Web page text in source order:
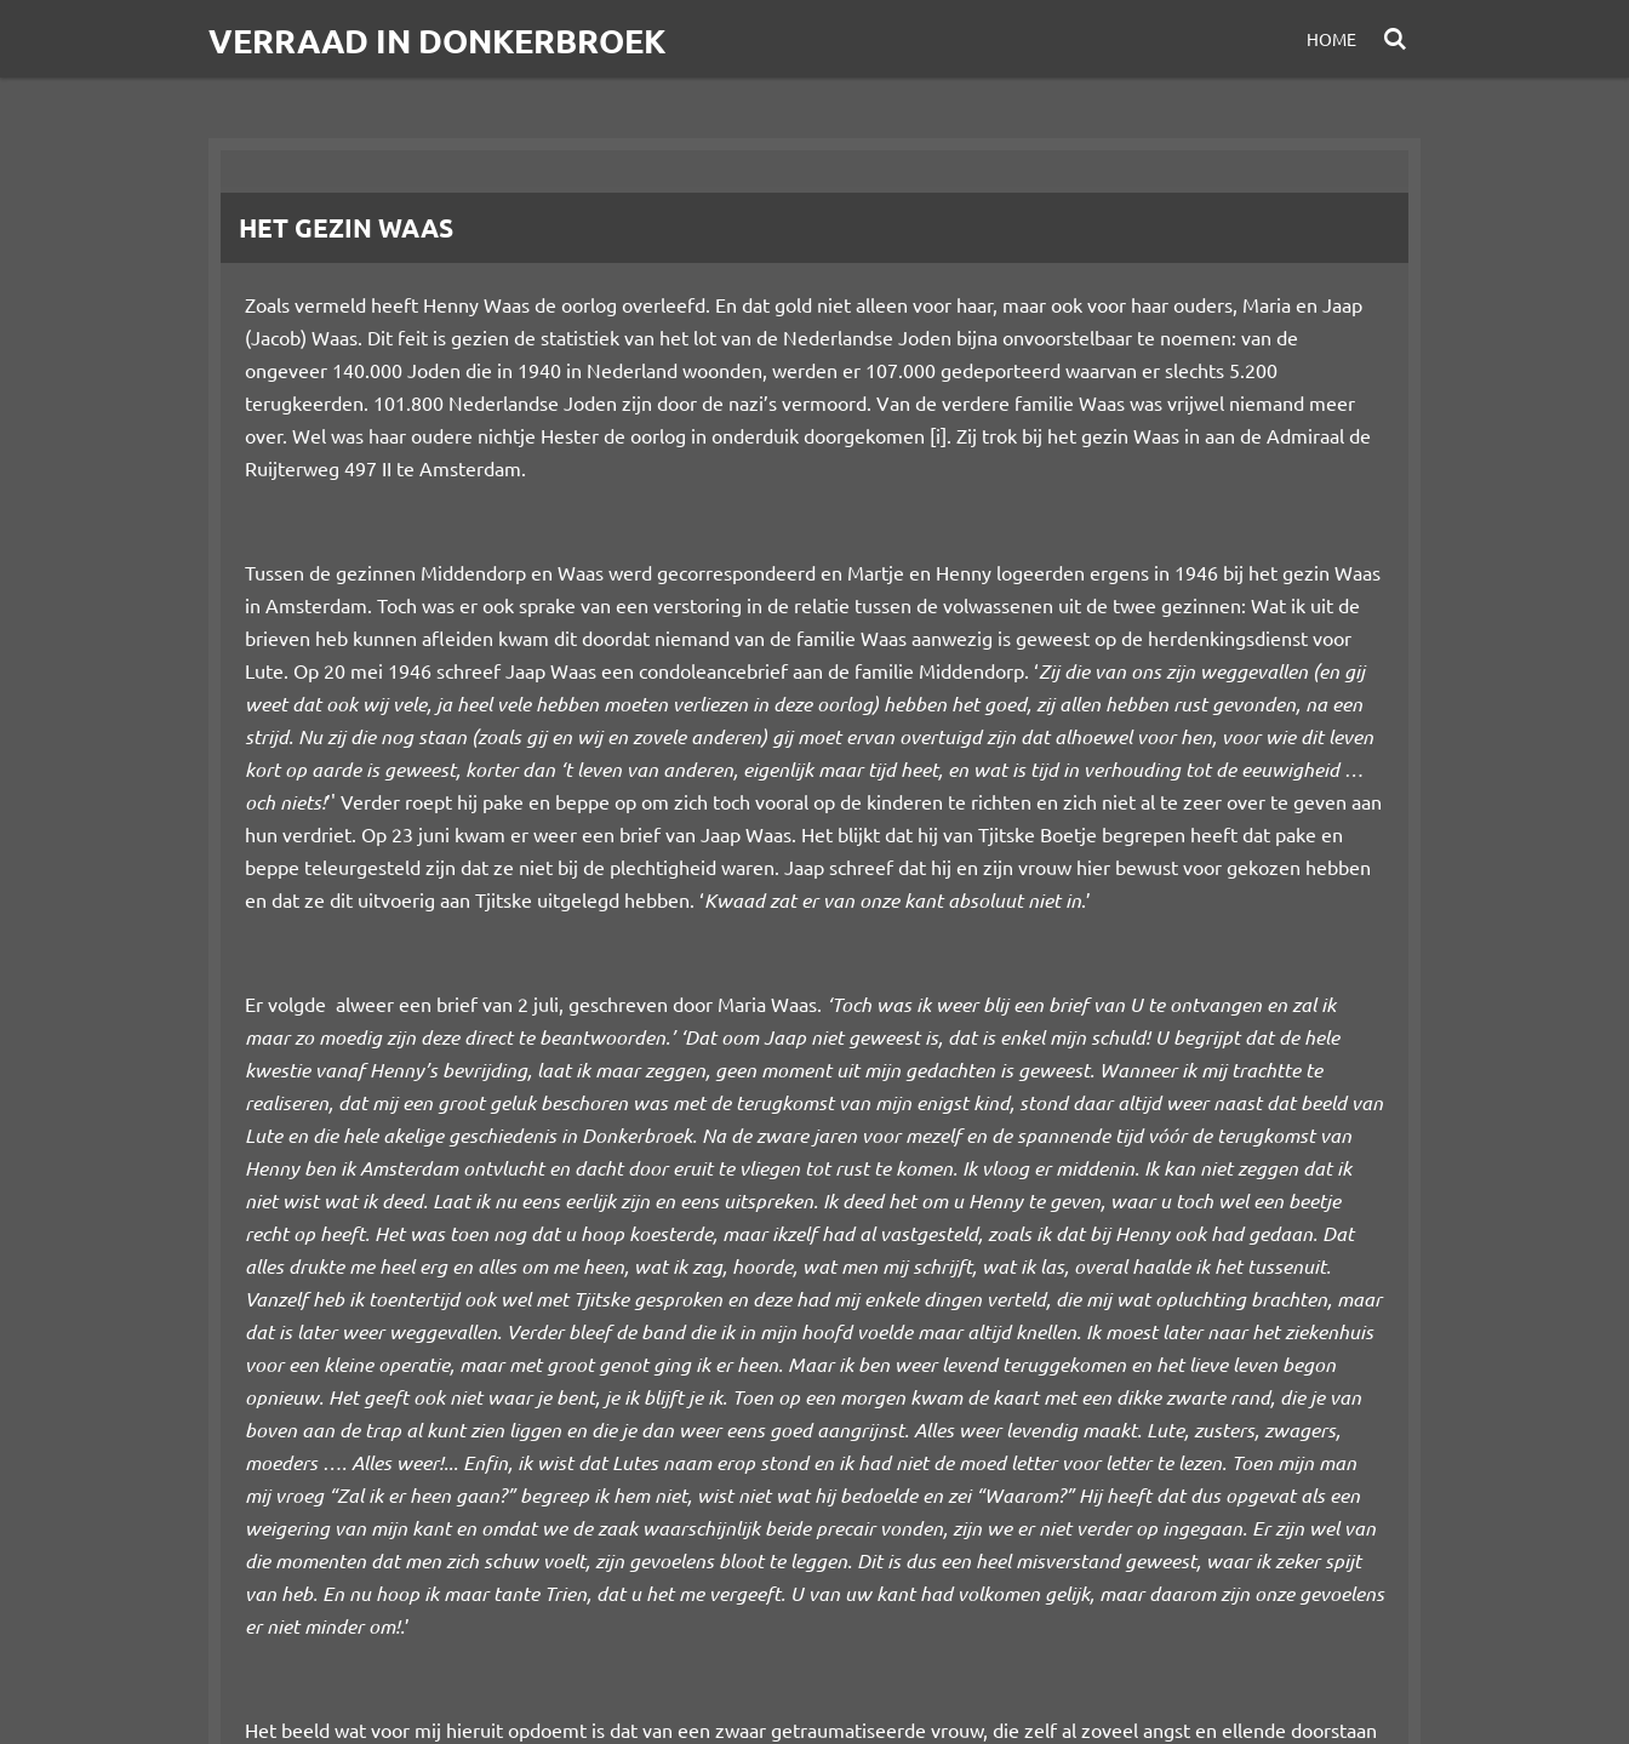
VERRAAD IN DONKERBROEK HOME
HET GEZIN WAAS
Zoals vermeld heeft Henny Waas de oorlog overleefd. En dat gold niet alleen voor haar, maar ook voor haar ouders, Maria en Jaap
(Jacob) Waas. Dit feit is gezien de statistiek van het lot van de Nederlandse Joden bijna onvoorstelbaar te noemen: van de
ongeveer 140.000 Joden die in 1940 in Nederland woonden, werden er 107.000 gedeporteerd waarvan er slechts 5.200
terugkeerden. 101.800 Nederlandse Joden zijn door de nazi’s vermoord. Van de verdere familie Waas was vrijwel niemand meer
over. Wel was haar oudere nichtje Hester de oorlog in onderduik doorgekomen [i]. Zij trok bij het gezin Waas in aan de Admiraal de
Ruijterweg 497 II te Amsterdam.
Tussen de gezinnen Middendorp en Waas werd gecorrespondeerd en Martje en Henny logeerden ergens in 1946 bij het gezin Waas
in Amsterdam. Toch was er ook sprake van een verstoring in de relatie tussen de volwassenen uit de twee gezinnen: Wat ik uit de
brieven heb kunnen afleiden kwam dit doordat niemand van de familie Waas aanwezig is geweest op de herdenkingsdienst voor
Lute. Op 20 mei 1946 schreef Jaap Waas een condoleancebrief aan de familie Middendorp. ‘Zij die van ons zijn weggevallen (en gij
weet dat ook wij vele, ja heel vele hebben moeten verliezen in deze oorlog) hebben het goed, zij allen hebben rust gevonden, na een
strijd. Nu zij die nog staan (zoals gij en wij en zovele anderen) gij moet ervan overtuigd zijn dat alhoewel voor hen, voor wie dit leven
kort op aarde is geweest, korter dan ‘t leven van anderen, eigenlijk maar tijd heet, en wat is tijd in verhouding tot de eeuwigheid …
och niets!’' Verder roept hij pake en beppe op om zich toch vooral op de kinderen te richten en zich niet al te zeer over te geven aan
hun verdriet. Op 23 juni kwam er weer een brief van Jaap Waas. Het blijkt dat hij van Tjitske Boetje begrepen heeft dat pake en
beppe teleurgesteld zijn dat ze niet bij de plechtigheid waren. Jaap schreef dat hij en zijn vrouw hier bewust voor gekozen hebben
en dat ze dit uitvoerig aan Tjitske uitgelegd hebben. ‘Kwaad zat er van onze kant absoluut niet in.’
Er volgde alweer een brief van 2 juli, geschreven door Maria Waas. ‘Toch was ik weer blij een brief van U te ontvangen en zal ik
maar zo moedig zijn deze direct te beantwoorden.’ ‘Dat oom Jaap niet geweest is, dat is enkel mijn schuld! U begrijpt dat de hele
kwestie vanaf Henny’s bevrijding, laat ik maar zeggen, geen moment uit mijn gedachten is geweest. Wanneer ik mij trachtte te
realiseren, dat mij een groot geluk beschoren was met de terugkomst van mijn enigst kind, stond daar altijd weer naast dat beeld van
Lute en die hele akelige geschiedenis in Donkerbroek. Na de zware jaren voor mezelf en de spannende tijd vóór de terugkomst van
Henny ben ik Amsterdam ontvlucht en dacht door eruit te vliegen tot rust te komen. Ik vloog er middenin. Ik kan niet zeggen dat ik
niet wist wat ik deed. Laat ik nu eens eerlijk zijn en eens uitspreken. Ik deed het om u Henny te geven, waar u toch wel een beetje
recht op heeft. Het was toen nog dat u hoop koesterde, maar ikzelf had al vastgesteld, zoals ik dat bij Henny ook had gedaan. Dat
alles drukte me heel erg en alles om me heen, wat ik zag, hoorde, wat men mij schrijft, wat ik las, overal haalde ik het tussenuit.
Vanzelf heb ik toentertijd ook wel met Tjitske gesproken en deze had mij enkele dingen verteld, die mij wat opluchting brachten, maar
dat is later weer weggevallen. Verder bleef de band die ik in mijn hoofd voelde maar altijd knellen. Ik moest later naar het ziekenhuis
voor een kleine operatie, maar met groot genot ging ik er heen. Maar ik ben weer levend teruggekomen en het lieve leven begon
opnieuw. Het geeft ook niet waar je bent, je ik blijft je ik. Toen op een morgen kwam de kaart met een dikke zwarte rand, die je van
boven aan de trap al kunt zien liggen en die je dan weer eens goed aangrijnst. Alles weer levendig maakt. Lute, zusters, zwagers,
moeders …. Alles weer!... Enfin, ik wist dat Lutes naam erop stond en ik had niet de moed letter voor letter te lezen. Toen mijn man
mij vroeg “Zal ik er heen gaan?” begreep ik hem niet, wist niet wat hij bedoelde en zei “Waarom?” Hij heeft dat dus opgevat als een
weigering van mijn kant en omdat we de zaak waarschijnlijk beide precair vonden, zijn we er niet verder op ingegaan. Er zijn wel van
die momenten dat men zich schuw voelt, zijn gevoelens bloot te leggen. Dit is dus een heel misverstand geweest, waar ik zeker spijt
van heb. En nu hoop ik maar tante Trien, dat u het me vergeeft. U van uw kant had volkomen gelijk, maar daarom zijn onze gevoelens
er niet minder om!.’
Het beeld wat voor mij hieruit opdoemt is dat van een zwaar getraumatiseerde vrouw, die zelf al zoveel angst en ellende doorstaan